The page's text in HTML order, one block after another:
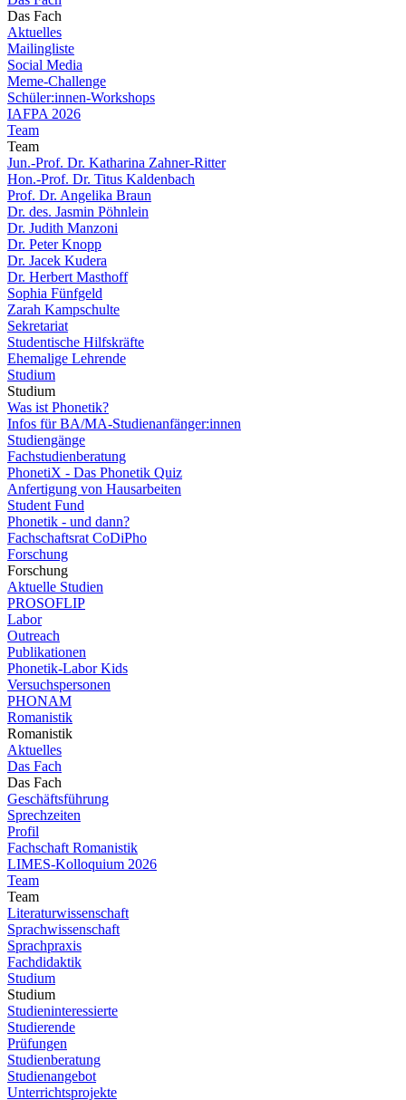
Das Fach
Aktuelles
Mailingliste
Social Media
Meme-Challenge
Schüler:innen-Workshops
IAFPA 2026
Team
Team
Jun.-Prof. Dr. Katharina Zahner-Ritter
Hon.-Prof. Dr. Titus Kaldenbach
Prof. Dr. Angelika Braun
Dr. des. Jasmin Pöhnlein
Dr. Judith Manzoni
Dr. Peter Knopp
Dr. Jacek Kudera
Dr. Herbert Masthoff
Sophia Fünfgeld
Zarah Kampschulte
Sekretariat
Studentische Hilfskräfte
Ehemalige Lehrende
Studium
Studium
Was ist Phonetik?
Infos für BA/MA-Studienanfänger:innen
Studiengänge
Fachstudienberatung
PhonetiX - Das Phonetik Quiz
Anfertigung von Hausarbeiten
Student Fund
Phonetik - und dann?
Fachschaftsrat CoDiPho
Forschung
Forschung
Aktuelle Studien
PROSOFLIP
Labor
Outreach
Publikationen
Phonetik-Labor Kids
Versuchspersonen
PHONAM
Romanistik
Romanistik
Aktuelles
Das Fach
Das Fach
Geschäftsführung
Sprechzeiten
Profil
Fachschaft Romanistik
LIMES-Kolloquium 2026
Team
Team
Literaturwissenschaft
Sprachwissenschaft
Sprachpraxis
Fachdidaktik
Studium
Studium
Studieninteressierte
Studierende
Prüfungen
Studienberatung
Studienangebot
Unterrichtsprojekte